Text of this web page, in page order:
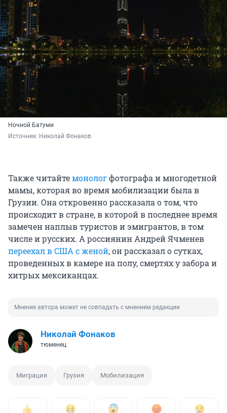
Ночной Батуми
Источник: Николай Фонаков
Также читайтемонологфотографа и многодетной
мамы, которая во время мобилизации была в
Грузии. Она откровенно рассказала о том, что
происходит в стране, в которой в последнее время
замечен наплыв туристов и эмигрантов, в том
числе и русских. А россиянин Андрей Ячменев
переехал в США с женой, он рассказал о сутках,
проведенных в камере на полу, смертях у забора и
хитрых мексиканцах.
Мнение автора может не совпадать с мнением редакции
Николай Фонаков
тюменец
Миграция Грузия Мобилизация